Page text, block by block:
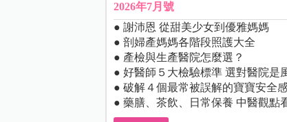
2026年7月號
● 謝沛恩 從甜美少女到優雅媽媽
● 剖婦產媽媽各階段照護大全
● 產檢與生產醫院怎麼選？
● 好醫師５大檢驗標準 選對醫院是
● 破解４個最常被誤解的寶寶安全
● 藥膳、茶飲、日常保養 中醫觀點